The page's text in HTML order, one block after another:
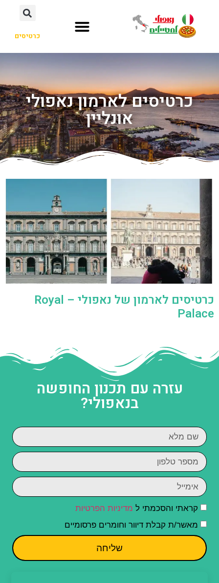
כרטיסים
כרטיסים לארמון נאפולי
אונליין
כרטיסים לארמון של נאפולי – Royal
Palace
עזרה עם תכנון החופשה
בנאפולי?
קראתי והסכמתי ל מדיניות הפרטיות
מאשר/ת קבלת דיוור וחומרים פרסומיים
שליחה